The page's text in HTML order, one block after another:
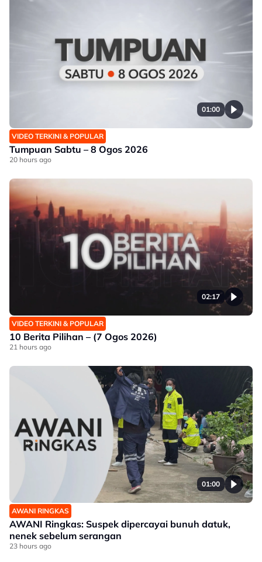
01:00
VIDEO TERKINI & POPULAR
Tumpuan Sabtu – 8 Ogos 2026
20 hours ago
02:17
VIDEO TERKINI & POPULAR
10 Berita Pilihan – (7 Ogos 2026)
21 hours ago
01:00
AWANI RINGKAS
AWANI Ringkas: Suspek dipercayai bunuh datuk,
nenek sebelum serangan
23 hours ago